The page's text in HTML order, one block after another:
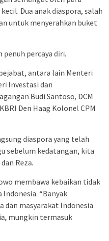
Dua anak diaspora, salah
untuk menyerahkan buket
penuh percaya diri.
antara lain Menteri
Investasi dan
Budi Santoso, DCM
Den Haag Kolonel CPM
diaspora yang telah
sebelum kedatangan, kita
Reza.
membawa kebaikan tidak
“Banyak
dan masyarakat Indonesia
mungkin termasuk